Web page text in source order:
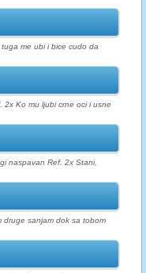
me ubi i bice cudo da
2x Ko mu ljubi crne oci i usne
naspavan Ref. 2x Stani,
druge sanjam dok sa tobom